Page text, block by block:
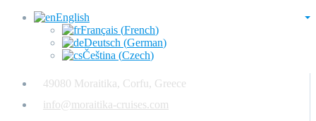
English
Français (French)
Deutsch (German)
Čeština (Czech)
49080 Moraitika, Corfu, Greece
info@moraitika-cruises.com